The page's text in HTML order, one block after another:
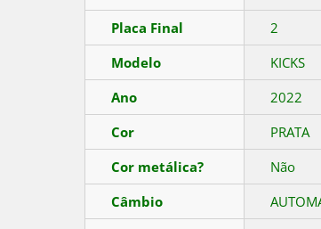
Placa Final
2
Modelo
KICKS
Ano
2022
Cor
PRATA
Cor metálica?
Não
Câmbio